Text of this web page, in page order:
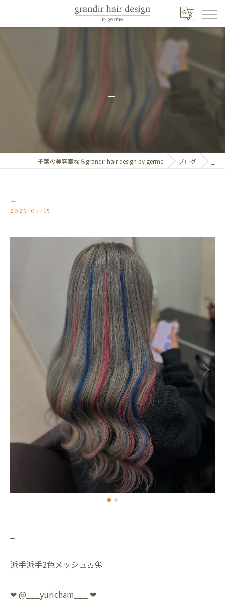
千葉の美容室ならgrandir hair design by germe ブログ
2025/04/15
派手派手2色メッシュ🎀🦋
❤︎ @___yuricham___ ❤︎